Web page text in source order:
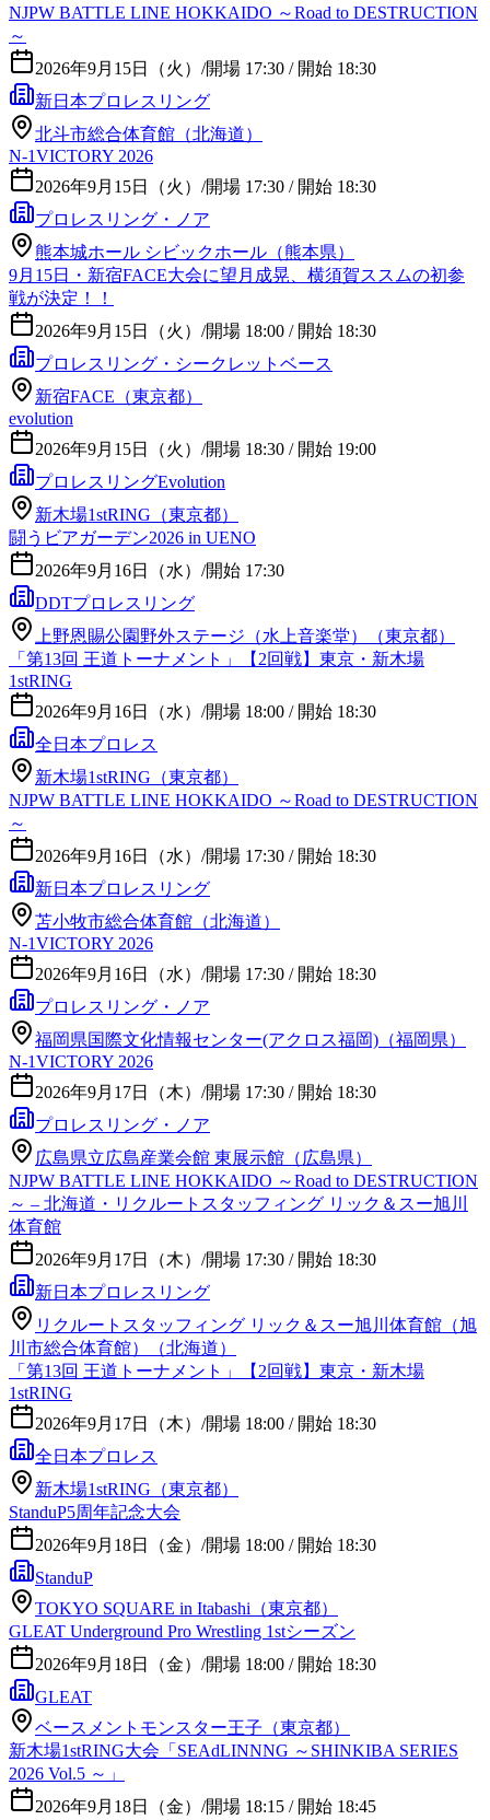
NJPW BATTLE LINE HOKKAIDO ～Road to DESTRUCTION
～
2026年9月15日（火） /開場 17:30 / 開始 18:30
新日本プロレスリング
北斗市総合体育館（北海道）
N-1VICTORY 2026
2026年9月15日（火） /開場 17:30 / 開始 18:30
プロレスリング・ノア
熊本城ホール シビックホール（熊本県）
9月15日・新宿FACE大会に望月成晃、横須賀ススムの初参
戦が決定！！
2026年9月15日（火） /開場 18:00 / 開始 18:30
プロレスリング・シークレットベース
新宿FACE（東京都）
evolution
2026年9月15日（火） /開場 18:30 / 開始 19:00
プロレスリングEvolution
新木場1stRING（東京都）
闘うビアガーデン2026 in UENO
2026年9月16日（水） /開始 17:30
DDTプロレスリング
上野恩賜公園野外ステージ（水上音楽堂）（東京都）
「第13回 王道トーナメント」【2回戦】東京・新木場
1stRING
2026年9月16日（水） /開場 18:00 / 開始 18:30
全日本プロレス
新木場1stRING（東京都）
NJPW BATTLE LINE HOKKAIDO ～Road to DESTRUCTION
～
2026年9月16日（水） /開場 17:30 / 開始 18:30
新日本プロレスリング
苫小牧市総合体育館（北海道）
N-1VICTORY 2026
2026年9月16日（水） /開場 17:30 / 開始 18:30
プロレスリング・ノア
福岡県国際文化情報センター(アクロス福岡)（福岡県）
N-1VICTORY 2026
2026年9月17日（木） /開場 17:30 / 開始 18:30
プロレスリング・ノア
広島県立広島産業会館 東展示館（広島県）
NJPW BATTLE LINE HOKKAIDO ～Road to DESTRUCTION
～ – 北海道・リクルートスタッフィング リック＆スー旭川
体育館
2026年9月17日（木） /開場 17:30 / 開始 18:30
新日本プロレスリング
リクルートスタッフィング リック＆スー旭川体育館（旭
川市総合体育館）（北海道）
「第13回 王道トーナメント」【2回戦】東京・新木場
1stRING
2026年9月17日（木） /開場 18:00 / 開始 18:30
全日本プロレス
新木場1stRING（東京都）
StanduP5周年記念大会
2026年9月18日（金） /開場 18:00 / 開始 18:30
StanduP
TOKYO SQUARE in Itabashi（東京都）
GLEAT Underground Pro Wrestling 1stシーズン
2026年9月18日（金） /開場 18:00 / 開始 18:30
GLEAT
ベースメントモンスター王子（東京都）
新木場1stRING大会「SEAdLINNNG ～SHINKIBA SERIES
2026 Vol.5 ～」
2026年9月18日（金） /開場 18:15 / 開始 18:45